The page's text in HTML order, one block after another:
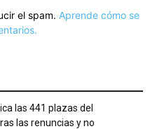
el spam. Aprende cómo se
las 441 plazas del
las renuncias y no